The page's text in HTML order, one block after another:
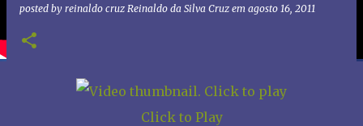
posted by reinaldo cruz Reinaldo da Silva Cruz em agosto 16, 2011
Click to Play